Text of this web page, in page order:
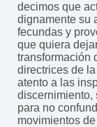
decimos que
dignamente su
fecundas y
que quiera
transformación
directrices de
atento a las
discernimiento,
para no
movimientos